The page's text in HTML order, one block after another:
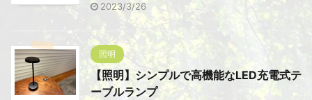
2023/3/26
照明
【照明】シンプルで高機能なLED充電式テ
ーブルランプ